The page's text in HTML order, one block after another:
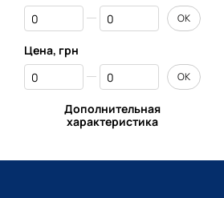
От Количество капсул или таблеток
До Количество капсул или таблеток
OK
Цена, грн
От Цена, грн
До Цена, грн OK
Дополнительная
характеристика